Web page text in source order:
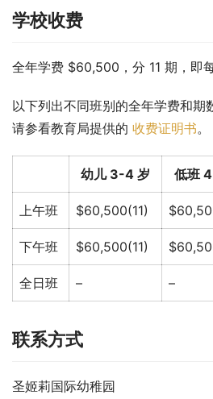
学校收费
全年学费 $60,500，分 11 期，即
以下列出不同班别的全年学费和期
请参看教育局提供的 收费证明书。
幼儿 3-4 岁 低班
上午班 $60,500(11)
下午班 $60,500(11)
全日班 – –
联系方式
圣姬莉国际幼稚园